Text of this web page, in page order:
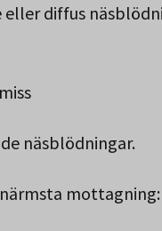
eller diffus
näsblödningar.
mottagning: